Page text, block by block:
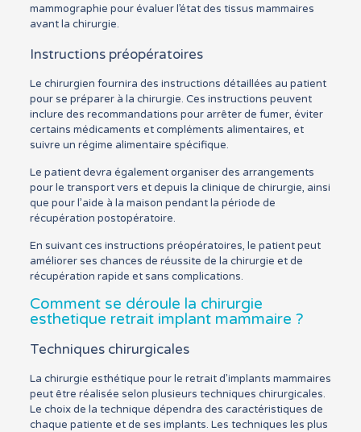
mammographie pour évaluer l’état des tissus mammaires
avant la chirurgie.
Instructions préopératoires
Le chirurgien fournira des instructions détaillées au patient
pour se préparer à la chirurgie. Ces instructions peuvent
inclure des recommandations pour arrêter de fumer, éviter
certains médicaments et compléments alimentaires, et
suivre un régime alimentaire spécifique.
Le patient devra également organiser des arrangements
pour le transport vers et depuis la clinique de chirurgie, ainsi
que pour l’aide à la maison pendant la période de
récupération postopératoire.
En suivant ces instructions préopératoires, le patient peut
améliorer ses chances de réussite de la chirurgie et de
récupération rapide et sans complications.
Comment se déroule la chirurgie
esthetique retrait implant mammaire ?
Techniques chirurgicales
La chirurgie esthétique pour le retrait d’implants mammaires
peut être réalisée selon plusieurs techniques chirurgicales.
Le choix de la technique dépendra des caractéristiques de
chaque patiente et de ses implants. Les techniques les plus